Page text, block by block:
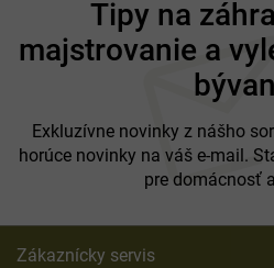
Tipy na
majstrovanie a
Exkluzívne novinky z nášho
horúce novinky na váš e-mail.
pre domácnosť
Zákaznícky servis